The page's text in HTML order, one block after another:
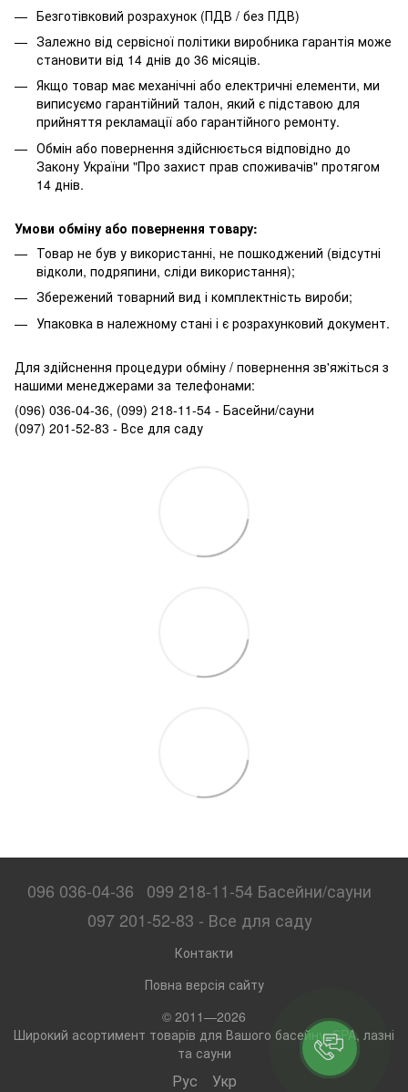
Безготівковий розрахунок (ПДВ / без ПДВ)
Залежно від сервісної політики виробника гарантія може
становити від 14 днів до 36 місяців.
Якщо товар має механічні або електричні елементи, ми
виписуємо гарантійний талон, який є підставою для
прийняття рекламації або гарантійного ремонту.
Обмін або повернення здійснюється відповідно до
Закону України "Про захист прав споживачів" протягом
14 днів.
Умови обміну або повернення товару:
Товар не був у використанні, не пошкоджений (відсутні
відколи, подряпини, сліди використання);
Збережений товарний вид і комплектність вироби;
Упаковка в належному стані і є розрахунковий документ.
Для здійснення процедури обміну / повернення зв'яжіться з
нашими менеджерами за телефонами:
(096) 036-04-36, (099) 218-11-54 - Басейни/сауни
(097) 201-52-83 - Все для саду
096 036-04-36
099 218-11-54 Басейни/сауни
097 201-52-83 - Все для саду
Контакти
Повна версія сайту
© 2011—2026
Широкий асортимент товарів для Вашого басейну, SPA, лазні
та сауни
Рус Укр